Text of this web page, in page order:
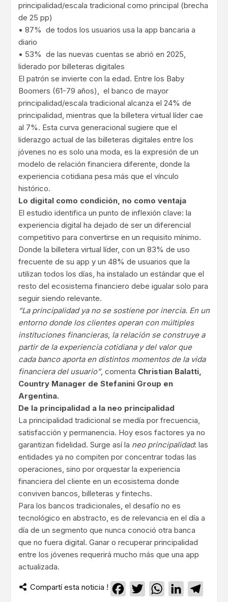
principalidad/escala tradicional como principal (brecha
de 25 pp)
• 87% de todos los usuarios usa la app bancaria a
diario
• 53% de las nuevas cuentas se abrió en 2025,
liderado por billeteras digitales
El patrón se invierte con la edad. Entre los Baby
Boomers (61-79 años), el banco de mayor
principalidad/escala tradicional alcanza el 24% de
principalidad, mientras que la billetera virtual líder cae
al 7%. Esta curva generacional sugiere que el
liderazgo actual de las billeteras digitales entre los
jóvenes no es solo una moda, es la expresión de un
modelo de relación financiera diferente, donde la
experiencia cotidiana pesa más que el vínculo
histórico.
Lo digital como condición, no como ventaja
El estudio identifica un punto de inflexión clave: la
experiencia digital ha dejado de ser un diferencial
competitivo para convertirse en un requisito mínimo.
Donde la billetera virtual líder, con un 83% de uso
frecuente de su app y un 48% de usuarios que la
utilizan todos los días, ha instalado un estándar que el
resto del ecosistema financiero debe igualar solo para
seguir siendo relevante.
“La principalidad ya no se sostiene por inercia. En un
entorno donde los clientes operan con múltiples
instituciones financieras, la relación se construye a
partir de la experiencia cotidiana y del valor que
cada banco aporta en distintos momentos de la vida
financiera del usuario”, comenta Christian Balatti,
Country Manager de Stefanini Group en
Argentina.
De la principalidad a la neo principalidad
La principalidad tradicional se medía por frecuencia,
satisfacción y permanencia. Hoy esos factores ya no
garantizan fidelidad. Surge así la neo principalidad: las
entidades ya no compiten por concentrar todas las
operaciones, sino por orquestar la experiencia
financiera del cliente en un ecosistema donde
conviven bancos, billeteras y fintechs.
Para los bancos tradicionales, el desafío no es
tecnológico en abstracto, es de relevancia en el día a
día de un segmento que nunca conoció otra banca
que no fuera digital. Ganar o recuperar principalidad
entre los jóvenes requerirá mucho más que una app
actualizada.
Compartí esta noticia ! Facebook
TwitterWhatsApp
LinkedIn